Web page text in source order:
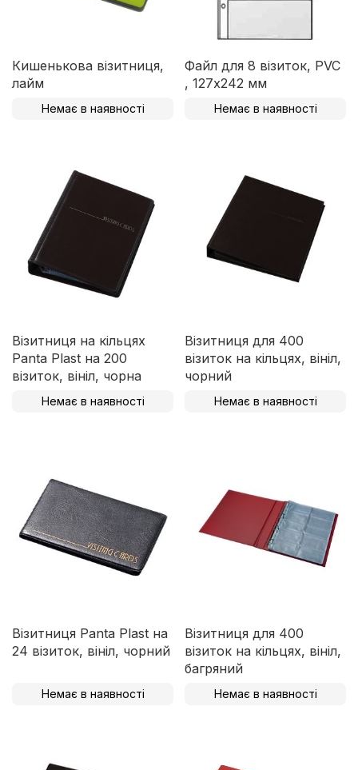
Кишенькова візитниця,
лайм
Немає в наявності
Файл для 8 візиток, PVC
, 127х242 мм
Немає в наявності
Візитниця на кільцях
Panta Plast на 200
візиток, вініл, чорна
Немає в наявності
Візитниця для 400
візиток на кільцях, вініл,
чорний
Немає в наявності
Візитниця Panta Plast на
24 візиток, вініл, чорний
Немає в наявності
Візитниця для 400
візиток на кільцях, вініл,
багряний
Немає в наявності